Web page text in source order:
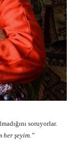
soruyorlar.
her şeyim.”